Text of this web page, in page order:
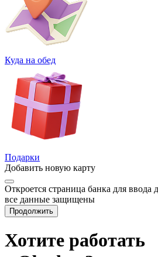
Куда на обед
Подарки
Добавить новую карту
Откроется страница банка для
все данные защищены
Продолжить
Хотите работать